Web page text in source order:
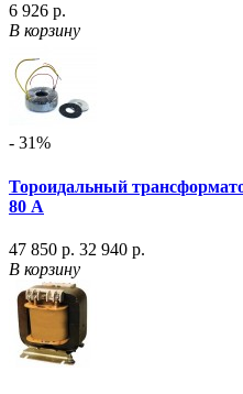
6 926 р.
В корзину
- 31%
Тороидальный
80 А
47 850 р. 32 940 р.
В корзину